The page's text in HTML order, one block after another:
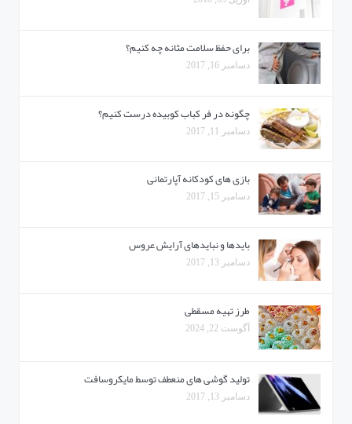
برای حفظ سلامت مثانه چه کنیم؟
دسامبر 16, 2017
چگونه در فر کباب کوبیده درست کنیم؟
دسامبر 11, 2017
بازی های کودکانه آپارتمانی
دسامبر 15, 2017
بایدها و نبایدهای آرایش عروس
دسامبر 13, 2017
طرز تهیه مسقطی
آگوست 22, 2024
تولید گوشی های منعطف توسط مایکروسافت
دسامبر 13, 2017